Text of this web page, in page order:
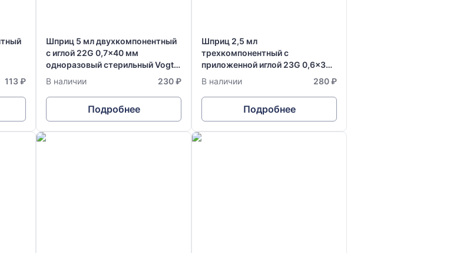
113 ₽
Шприц 5 мл двухкомпонентный
с иглой 22G 0,7x40 мм
одноразовый стерильный Vogt
Medical Германия
В наличии 230 ₽
Подробнее
Шприц 2,5 мл
трехкомпонентный с
приложенной иглой 23G 0,6x30
мм одноразовый стерильный
В наличии 280 ₽
Подробнее